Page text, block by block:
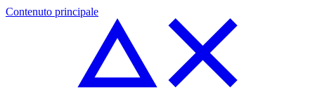
Contenuto principale